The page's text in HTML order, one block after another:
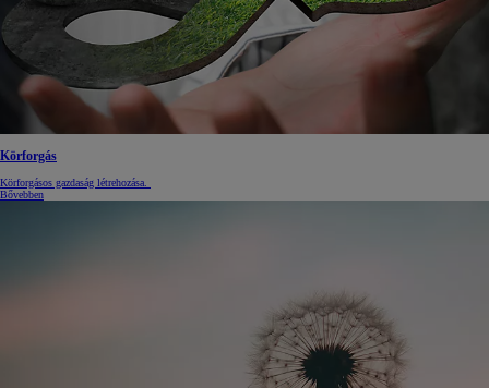
Körforgás
Körforgásos gazdaság létrehozása.
Bővebben